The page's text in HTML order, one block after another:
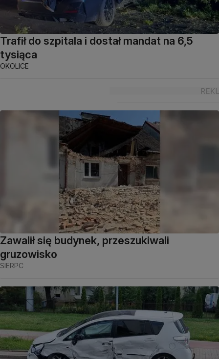
Trafił do szpitala i dostał mandat na 6,5
tysiąca
OKOLICE
Zawalił się budynek, przeszukiwali
gruzowisko
SIERPC